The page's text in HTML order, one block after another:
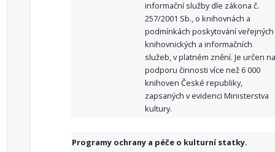
informační služby dle zákona č.
257/2001 Sb., o knihovnách a
podmínkách poskytování veřejných
knihovnických a informačních
služeb, v platném znění. Je určen na
podporu činnosti více než 6 000
knihoven České republiky,
zapsaných v evidenci Ministerstva
kultury.
Programy ochrany a péče o kulturní statky.